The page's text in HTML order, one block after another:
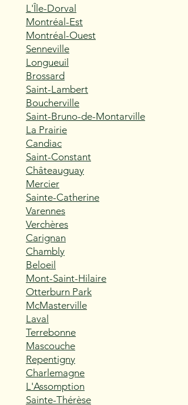
L'Île-Dorval
Montréal-Est
Montréal-Ouest
Senneville
Longueuil
Brossard
Saint-Lambert
Boucherville
Saint-Bruno-de-Montarville
La Prairie
Candiac
Saint-Constant
Châteauguay
Mercier
Sainte-Catherine
Varennes
Verchères
Carignan
Chambly
Beloeil
Mont-Saint-Hilaire
Otterburn Park
McMasterville
Laval
Terrebonne
Mascouche
Repentigny
Charlemagne
L'Assomption
Sainte-Thérèse